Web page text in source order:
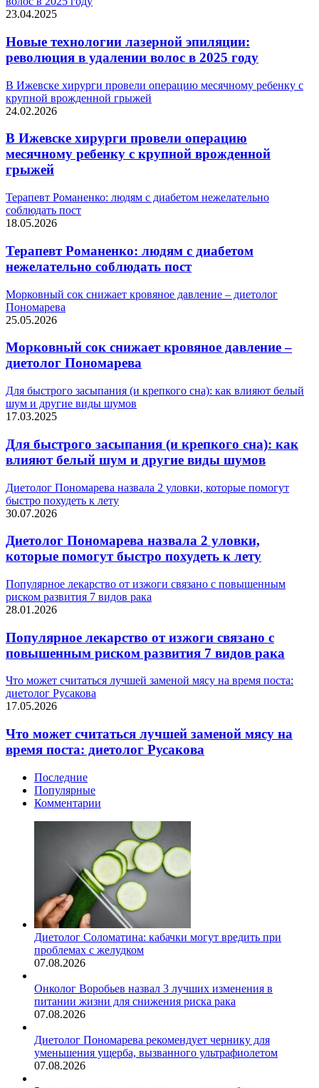
23.04.2025
Новые технологии лазерной эпиляции:
революция в удалении волос в 2025 году
В Ижевске хирурги провели операцию месячному ребенку с
крупной врожденной грыжей
24.02.2026
В Ижевске хирурги провели операцию
месячному ребенку с крупной врожденной
грыжей
Терапевт Романенко: людям с диабетом нежелательно
соблюдать пост
18.05.2026
Терапевт Романенко: людям с диабетом
нежелательно соблюдать пост
Морковный сок снижает кровяное давление – диетолог
Пономарева
25.05.2026
Морковный сок снижает кровяное давление –
диетолог Пономарева
Для быстрого засыпания (и крепкого сна): как влияют белый
шум и другие виды шумов
17.03.2025
Для быстрого засыпания (и крепкого сна): как
влияют белый шум и другие виды шумов
Диетолог Пономарева назвала 2 уловки, которые помогут
быстро похудеть к лету
30.07.2026
Диетолог Пономарева назвала 2 уловки,
которые помогут быстро похудеть к лету
Популярное лекарство от изжоги связано с повышенным
риском развития 7 видов рака
28.01.2026
Популярное лекарство от изжоги связано с
повышенным риском развития 7 видов рака
Что может считаться лучшей заменой мясу на время поста:
диетолог Русакова
17.05.2026
Что может считаться лучшей заменой мясу на
время поста: диетолог Русакова
Последние
Популярные
Комментарии
Диетолог Соломатина: кабачки могут вредить при
проблемах с желудком
07.08.2026
Онколог Воробьев назвал 3 лучших изменения в
питании жизни для снижения риска рака
07.08.2026
Диетолог Пономарева рекомендует чернику для
уменьшения ущерба, вызванного ультрафиолетом
07.08.2026